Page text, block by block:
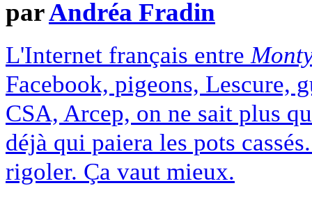
parAndréa Fradin
L'Internet français entre
Facebook, pigeons, Lescure,
CSA, Arcep, on ne sait plus
déjà qui paiera les pots
rigoler. Ça vaut mieux.